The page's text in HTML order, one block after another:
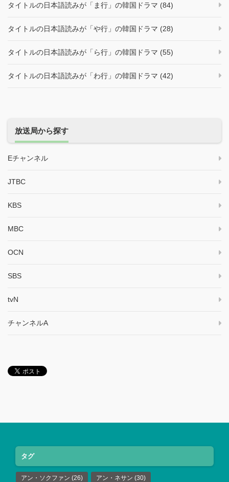
タイトルの日本語読みが「ま行」の韓国ドラマ (84)
タイトルの日本語読みが「や行」の韓国ドラマ (28)
タイトルの日本語読みが「ら行」の韓国ドラマ (55)
タイトルの日本語読みが「わ行」の韓国ドラマ (42)
放送局から探す
Eチャンネル
JTBC
KBS
MBC
OCN
SBS
tvN
チャンネルA
タグ
アン・ソクファン (26) アン・ネサン (30)